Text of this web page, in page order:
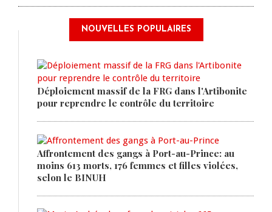
NOUVELLES POPULAIRES
Déploiement massif de la FRG dans l'Artibonite
pour reprendre le contrôle du territoire
Affrontement des gangs à Port-au-Prince: au
moins 613 morts, 176 femmes et filles violées,
selon le BINUH